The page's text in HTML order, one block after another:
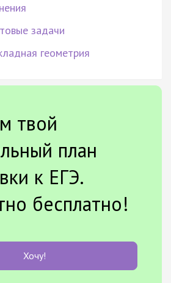
задачи
геометрия
твой
план
к ЕГЭ.
бесплатно!
Хочу!